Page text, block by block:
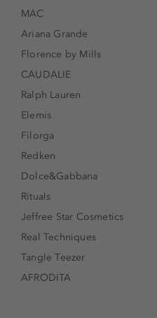
MAC
Ariana Grande
Florence by Mills
CAUDALIE
Ralph Lauren
Elemis
Filorga
Redken
Dolce&Gabbana
Rituals
Jeffree Star Cosmetics
Real Techniques
Tangle Teezer
AFRODITA